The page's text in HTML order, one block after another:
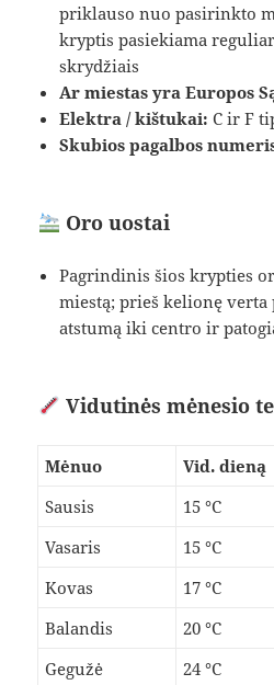
priklauso nuo pasirinkto
kryptis pasiekiama
skrydžiais
Ar miestas yra Europos
Elektra / kištukai: C ir F
Skubios pagalbos
Oro uostai
Pagrindinis šios krypties
miestą; prieš kelionę
atstumą iki centro ir
Vidutinės mėnesio
Mėnuo Vid. dieną
Sausis
15 °C
Vasaris
15 °C
Kovas
17 °C
Balandis
20 °C
Gegužė
24 °C